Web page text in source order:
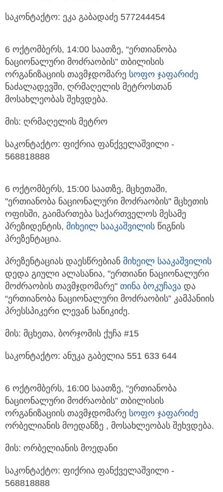
საკონტაქტო: ეკა გაბადაძე 577244454
6 ოქტომბერს, 14:00 საათზე, “ერთიანობა
ნაციონალური მოძრაობის” თბილისის
ორგანიზაციის თავმჯდომარე სოფო ჯაფარიძე
ნაძალადევში, ღრმაღელის მეტროსთან
მოსახლეობას შეხვდება.
მის: ღრმაღელის მეტრო
საკონტაქტო: ფიქრია ფანქველაშვილი -
568818888
6 ოქტომბერს, 15:00 საათზე, მცხეთაში,
"ერთიანობა ნაციონალური მოძრაობის" მცხეთის
ოფისში, გაიმართება საქართველოს მესამე
პრეზიდენტის, მიხეილ სააკაშვილის წიგნის
პრეზენტაცია.
პრეზენტაციას დაესწრებიან მიხეილ სააკაშვილის
დედა გიული ალასანია, "ერთიანი ნაციონალური
მოძრაობის თავმჯდომარე" თინა ბოკუჩავა და
“ერთიანობა ნაციონალური მოძრაობის” კამპანიის
პრესსპიკერი ლევან სანიკიძე.
მის: მცხეთა, ბორჯომის ქუჩა #15
საკონტაქტო: ანუკა გაბელია 551 633 644
6 ოქტომბერს, 16:00 საათზე, “ერთიანობა
ნაციონალური მოძრაობის” თბილისის
ორგანიზაციის თავმჯდომარე სოფო ჯაფარიძე
ორბელიანის მოედანზე , მოსახლეობას შეხვდება.
მის: ორბელიანის მოედანი
საკონტაქტო: ფიქრია ფანქველაშვილი -
568818888